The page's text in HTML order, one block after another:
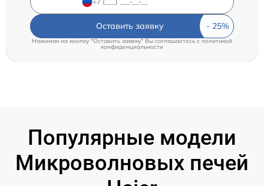
Оставить заявку
Нажимая на кнопку "Оставить заявку" Вы соглашаетесь cполитикой
конфиденциальности
Популярные модели
Микроволновых печей